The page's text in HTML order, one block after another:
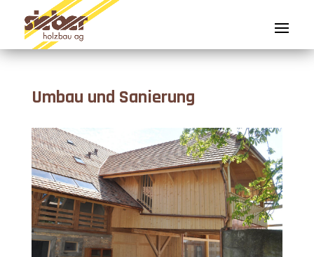
Umbau und Sanierung